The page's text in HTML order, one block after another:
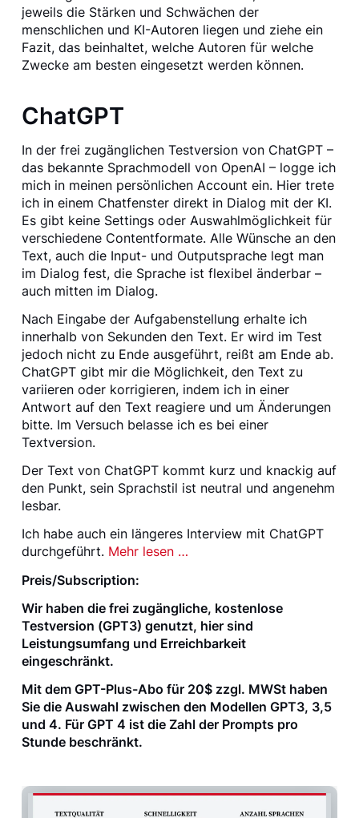
jeweils die Stärken und Schwächen der
menschlichen und KI-Autoren liegen und ziehe ein
Fazit, das beinhaltet, welche Autoren für welche
Zwecke am besten eingesetzt werden können.
ChatGPT
In der frei zugänglichen Testversion von ChatGPT –
das bekannte Sprachmodell von OpenAI – logge ich
mich in meinen persönlichen Account ein. Hier trete
ich in einem Chatfenster direkt in Dialog mit der KI.
Es gibt keine Settings oder Auswahlmöglichkeit für
verschiedene Contentformate. Alle Wünsche an den
Text, auch die Input- und Outputsprache legt man
im Dialog fest, die Sprache ist flexibel änderbar –
auch mitten im Dialog.
Nach Eingabe der Aufgabenstellung erhalte ich
innerhalb von Sekunden den Text. Er wird im Test
jedoch nicht zu Ende ausgeführt, reißt am Ende ab.
ChatGPT gibt mir die Möglichkeit, den Text zu
variieren oder korrigieren, indem ich in einer
Antwort auf den Text reagiere und um Änderungen
bitte. Im Versuch belasse ich es bei einer
Textversion.
Der Text von ChatGPT kommt kurz und knackig auf
den Punkt, sein Sprachstil ist neutral und angenehm
lesbar.
Ich habe auch ein längeres Interview mit ChatGPT
durchgeführt. Mehr lesen …
Preis/Subscription:
Wir haben die frei zugängliche, kostenlose
Testversion (GPT3) genutzt, hier sind
Leistungsumfang und Erreichbarkeit
eingeschränkt.
Mit dem GPT-Plus-Abo für 20$zzgl. MWSt haben
Sie die Auswahl zwischen den Modellen GPT3, 3,5
und 4. Für GPT 4 ist die Zahl der Prompts pro
Stunde beschränkt.